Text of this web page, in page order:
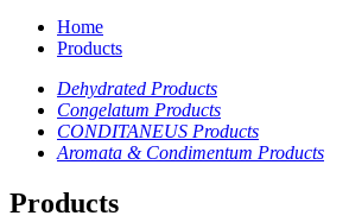
Home
Products
Dehydrated Products
Congelatum Products
CONDITANEUS Products
Aromata & Condimentum Products
Products